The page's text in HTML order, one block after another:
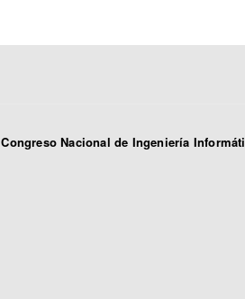
Congreso Nacional de Ingeniería